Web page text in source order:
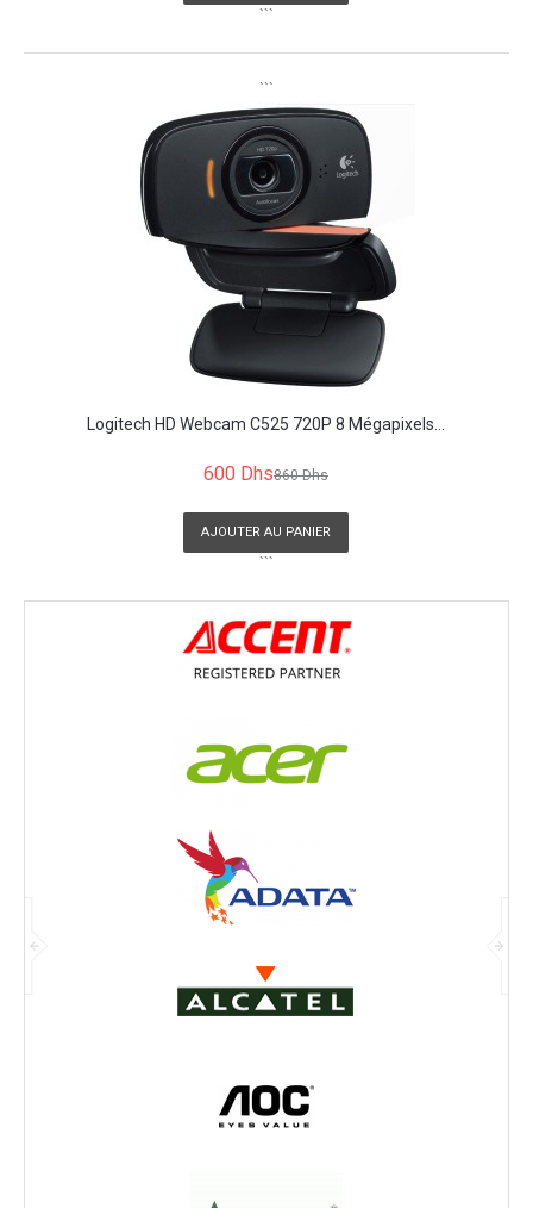
```
```
Logitech HD Webcam C525 720P 8 Mégapixels...
600 Dhs860 Dhs
AJOUTER AU PANIER
```